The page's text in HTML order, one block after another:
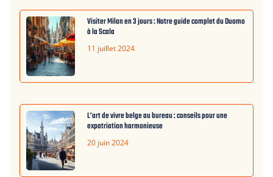
Visiter Milan en 3 jours : Notre guide complet du Duomo
à la Scala
11 juillet 2024
L’art de vivre belge au bureau : conseils pour une
expatriation harmonieuse
20 juin 2024